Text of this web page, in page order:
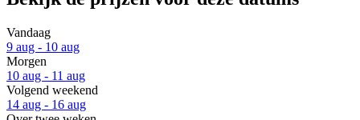
Vandaag
9 aug - 10 aug
Morgen
10 aug - 11 aug
Volgend weekend
14 aug - 16 aug